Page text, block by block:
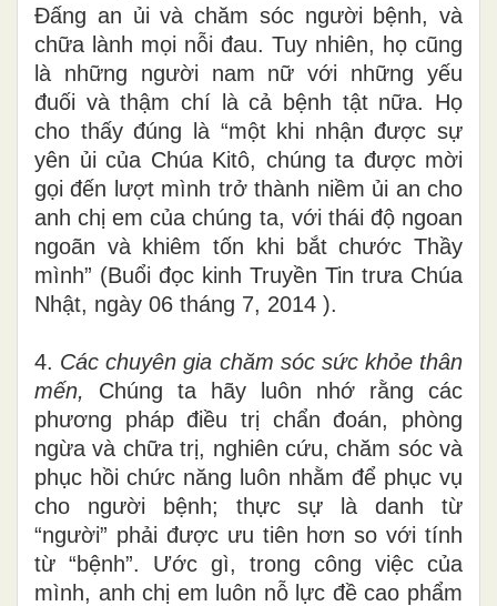
Đấng an ủi và chăm sóc người bệnh, và
chữa lành mọi nỗi đau. Tuy nhiên, họ cũng
là những người nam nữ với những yếu
đuối và thậm chí là cả bệnh tật nữa. Họ
cho thấy đúng là “một khi nhận được sự
yên ủi của Chúa Kitô, chúng ta được mời
gọi đến lượt mình trở thành niềm ủi an cho
anh chị em của chúng ta, với thái độ ngoan
ngoãn và khiêm tốn khi bắt chước Thầy
mình” (Buổi đọc kinh Truyền Tin trưa Chúa
Nhật, ngày 06 tháng 7, 2014 ).
4. Các chuyên gia chăm sóc sức khỏe thân
mến, Chúng ta hãy luôn nhớ rằng các
phương pháp điều trị chẩn đoán, phòng
ngừa và chữa trị, nghiên cứu, chăm sóc và
phục hồi chức năng luôn nhằm để phục vụ
cho người bệnh; thực sự là danh từ
“người” phải được ưu tiên hơn so với tính
từ “bệnh”. Ước gì, trong công việc của
mình, anh chị em luôn nỗ lực đề cao phẩm